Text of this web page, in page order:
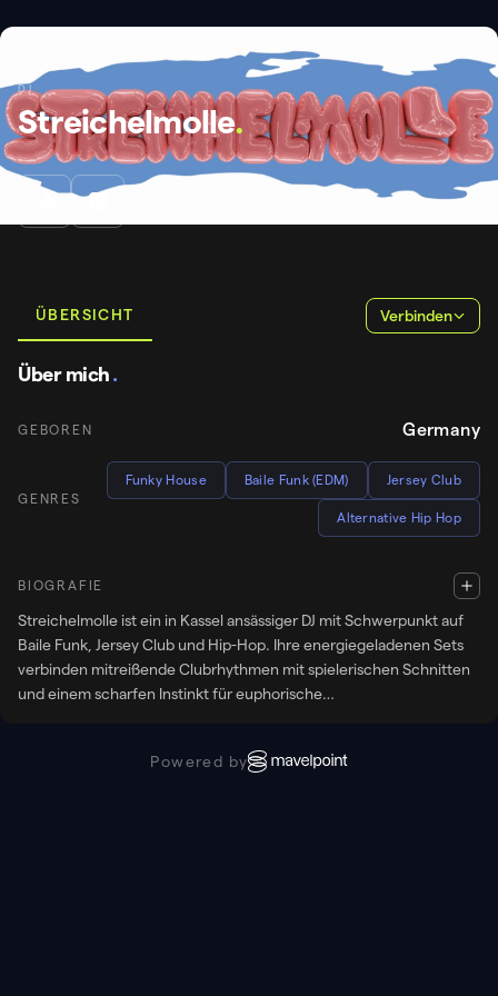
DJ
Streichelmolle.
ÜBERSICHT Verbinden
Über mich .
GEBOREN Germany
GENRES
Funky House Baile Funk (EDM) Jersey Club
Alternative Hip Hop
BIOGRAFIE
Streichelmolle ist ein in Kassel ansässiger DJ mit Schwerpunkt auf
Baile Funk, Jersey Club und Hip-Hop. Ihre energiegeladenen Sets
verbinden mitreißende Clubrhythmen mit spielerischen Schnitten
und einem scharfen Instinkt für euphorische
und steht für inklusive und extrovertierte Clubkultur. Neben dem
Powered by